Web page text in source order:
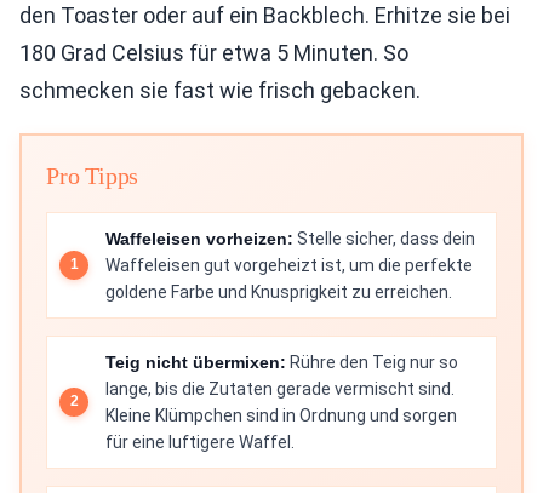
den Toaster oder auf ein Backblech. Erhitze sie bei
180 Grad Celsius für etwa 5 Minuten. So
schmecken sie fast wie frisch gebacken.
Pro Tipps
Waffeleisen vorheizen: Stelle sicher, dass dein
Waffeleisen gut vorgeheizt ist, um die perfekte
goldene Farbe und Knusprigkeit zu erreichen.
Teig nicht übermixen: Rühre den Teig nur so
lange, bis die Zutaten gerade vermischt sind.
Kleine Klümpchen sind in Ordnung und sorgen
für eine luftigere Waffel.